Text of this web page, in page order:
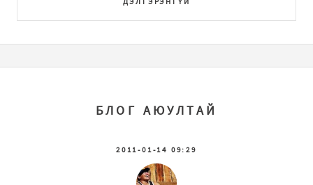
БЛОГ АЮУЛТАЙ
2011-01-14 09:29